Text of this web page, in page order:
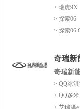
> 瑞虎9X
> 探索06
> 探索06
奇瑞新
奇瑞新
> QQ冰
> QQ多米
> 艾瑞泽e